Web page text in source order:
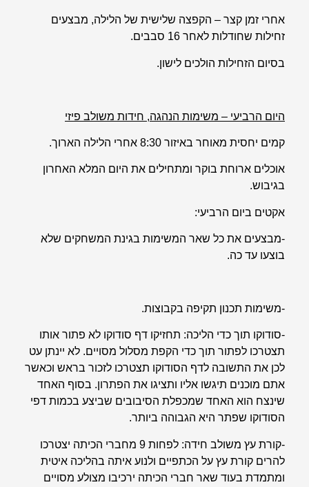
אחרי זמן קצר – הקפצה שלישית של הלילה, מבצעים
זחילות שחודלות לאחר 16 סבבים.
בסיום הזחילות הולכים לישון.
היום הרביעי – משימות הנהגה, חידות משולב פיזי
קמים יחסית מאוחר באיזור 8:30 אחרי הלילה הארוך.
אוכלים ארוחת בוקר ומתחילים את היום המלא האחרון
בגיבוש.
אקטים ביום הרביעי:
-מבצעים את כל שאר המשימות בגינת המשחקים שלא
בוצעו עד כה.
-משימות תכנון תקיפה בקבוצות.
-סודוקו תוך כדי הליכה: תחזיקו דף סודוקו לא פתור אותו
תצטרכו לפתור תוך כדי הקפת מסלול מסויים. לא יינתן עט
לכן את התשובה לדף הסודוקו תצטרכו לזכור בראש וכאשר
אתם מוכנים תיגשו אליו ותציגו את הפתרון. בסוף האחד
שינצח הוא האחד שמכפלת הסיבובים שביצע בכמות דפי
הסודוקו שפתר היא הגבוהה ביותר.
-קורת עץ משולב חידה: לפחות 9 מחברי הכיתה יצטרכו
להרים קורת עץ על הכתפיים ולנוע איתה בהליכה איטית
ומתמדת בעוד שאר חברי הכיתה ירכיבו מצולע מסויים